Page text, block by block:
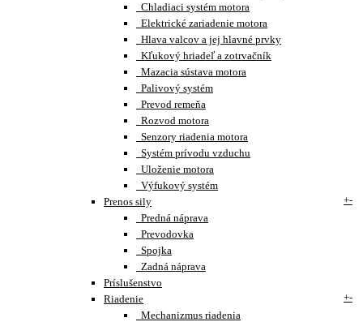
Chladiaci systém motora
Elektrické zariadenie motora
Hlava valcov a jej hlavné prvky
Kľukový hriadeľ a zotrvačník
Mazacia sústava motora
Palivový systém
Prevod remeňa
Rozvod motora
Senzory riadenia motora
Systém prívodu vzduchu
Uloženie motora
Výfukový systém
Prenos sily
+-
Predná náprava
Prevodovka
Spojka
Zadná náprava
Príslušenstvo
Riadenie
+-
Mechanizmus riadenia